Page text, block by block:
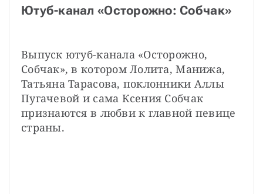
Ютуб-канал «Осторожно: Собчак»
Выпуск ютуб-канала «Осторожно,
Собчак», в котором Лолита, Манижа,
Татьяна Тарасова, поклонники Аллы
Пугачевой и сама Ксения Собчак
признаются в любви к главной певице
страны.